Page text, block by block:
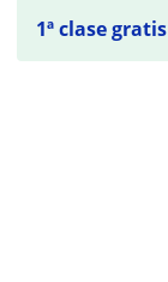
1ª clase gratis